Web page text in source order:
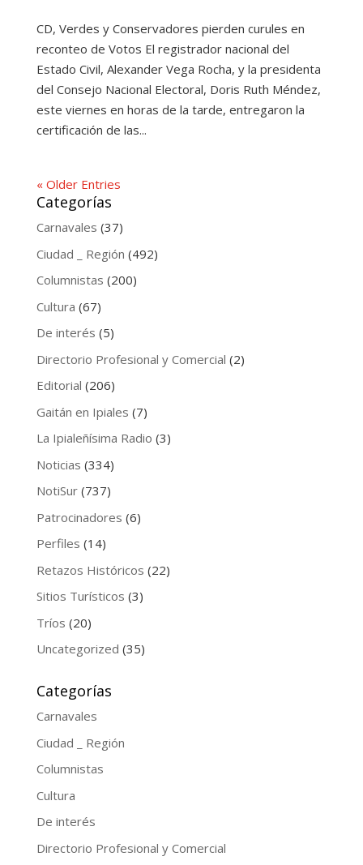
CD, Verdes y Conservadores pierden curules en
reconteo de Votos El registrador nacional del
Estado Civil, Alexander Vega Rocha, y la presidenta
del Consejo Nacional Electoral, Doris Ruth Méndez,
este viernes en horas de la tarde, entregaron la
certificación de las...
« Older Entries
Categorías
Carnavales (37)
Ciudad _ Región (492)
Columnistas (200)
Cultura (67)
De interés (5)
Directorio Profesional y Comercial (2)
Editorial (206)
Gaitán en Ipiales (7)
La Ipialeñísima Radio (3)
Noticias (334)
NotiSur(737)
Patrocinadores (6)
Perfiles (14)
Retazos Históricos (22)
Sitios Turísticos (3)
Tríos (20)
Uncategorized (35)
Categorías
Carnavales
Ciudad _ Región
Columnistas
Cultura
De interés
Directorio Profesional y Comercial